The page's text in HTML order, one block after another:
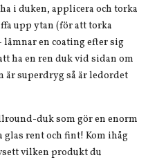
i duken, applicera och torka
upp ytan (för att torka
en coating efter sig
ha en ren duk vid sidan om
är superdryg så är ledordet
duk som gör en enorm
glas rent och fint! Kom ihåg
vilken produkt du